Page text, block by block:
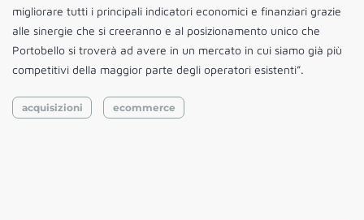
migliorare tutti i principali indicatori economici e finanziari grazie
alle sinergie che si creeranno e al posizionamento unico che
Portobello si troverà ad avere in un mercato in cui siamo già più
competitivi della maggior parte degli operatori esistenti”.
acquisizioni ecommerce